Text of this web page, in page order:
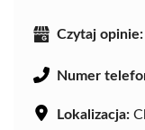
Czytaj opinie:
Numer
Lokalizacja: